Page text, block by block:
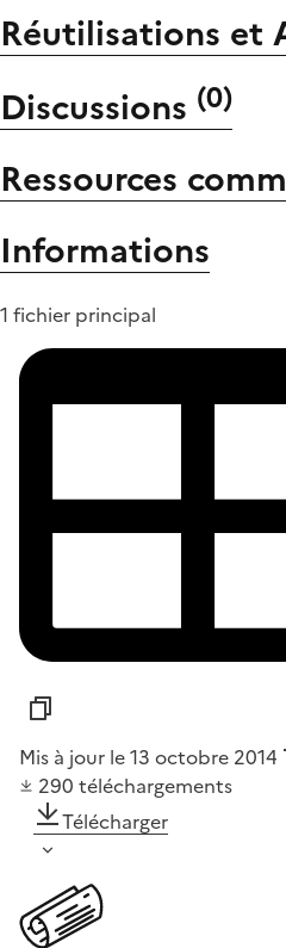
Réutilisations et
Discussions (0)
Ressources
Informations
1 fichier principal
Mis à jour le 13 octobre 2014
290 téléchargements
Télécharger